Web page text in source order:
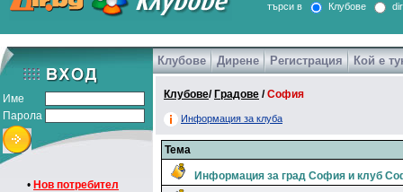
Games
търси в Клубове
Име
Парола
• Нов потребител
Клубове Дирене Регистрация Кой е
Клубове/ Градове /София
Информация за клуба
Тема
Информация за град София и клуб